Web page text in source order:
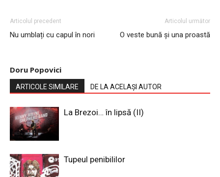
Articolul precedent
Nu umblați cu capul în nori
Articolul următor
O veste bună și una proastă
Doru Popovici
ARTICOLE SIMILARE DE LA ACELAȘI AUTOR
La Brezoi… în lipsă (II)
Tupeul penibililor